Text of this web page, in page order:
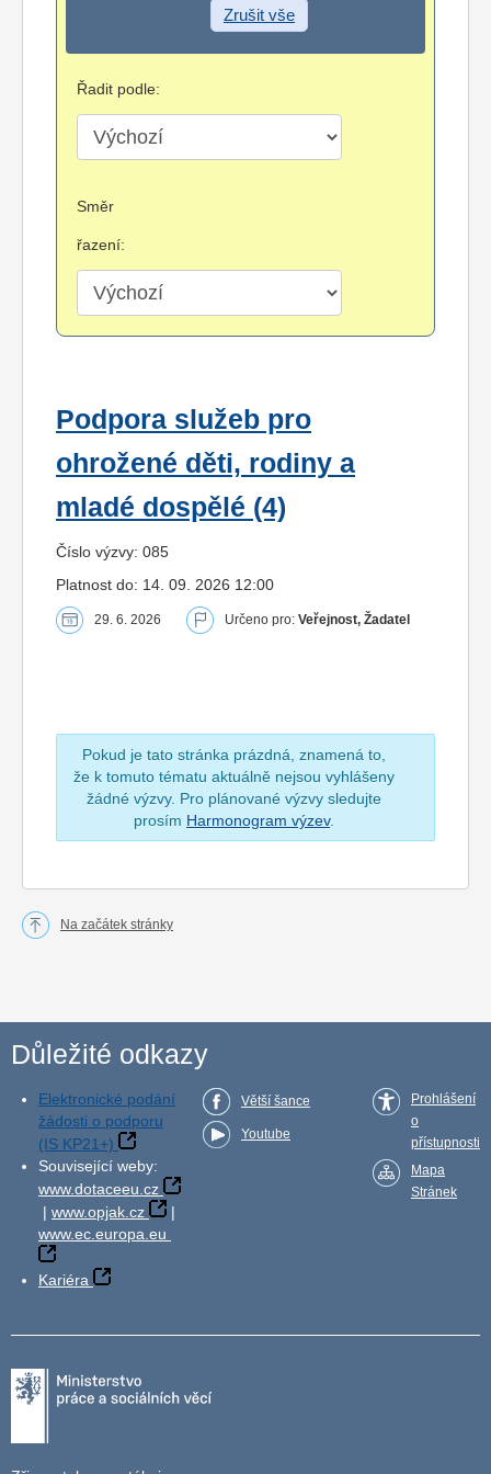
Zrušit vše
Řadit podle:
Směr
řazení:
Podpora služeb pro
ohrožené děti, rodiny a
mladé dospělé (4)
Číslo výzvy: 085
Platnost do: 14. 09. 2026 12:00
29. 6. 2026 Určeno pro: Veřejnost, Žadatel
Pokud je tato stránka prázdná, znamená to,
že k tomuto tématu aktuálně nejsou vyhlášeny
žádné výzvy. Pro plánované výzvy sledujte
prosím Harmonogram výzev.
Na začátek stránky
Důležité odkazy
Elektronické podání
žádosti o podporu
(IS KP21+)
Související weby:
www.dotaceeu.cz
| www.opjak.cz
|
www.ec.europa.eu
Kariéra
Větší šance
Youtube
Prohlášení
o
přístupnosti
Mapa
Stránek